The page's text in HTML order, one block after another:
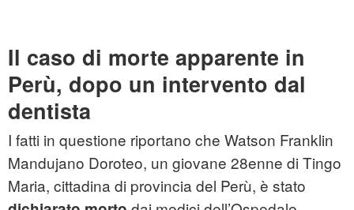
Il caso di morte apparente in
Perù, dopo un intervento dal
dentista
I fatti in questione riportano che Watson Franklin
Mandujano Doroteo, un giovane 28enne di Tingo
Maria, cittadina di provincia del Perù, è stato